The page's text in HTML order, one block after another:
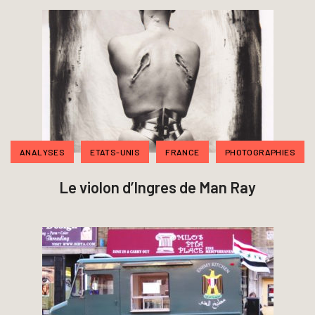
ANALYSES ETATS-UNIS FRANCE PHOTOGRAPHIES
Le violon d’Ingres de Man Ray